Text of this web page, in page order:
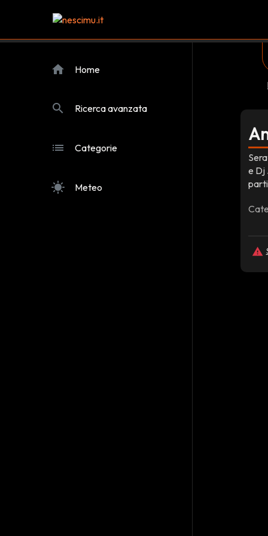
home Home
search Ricerca avanzata
list Categorie
sunny Meteo
e Dj
report_problem